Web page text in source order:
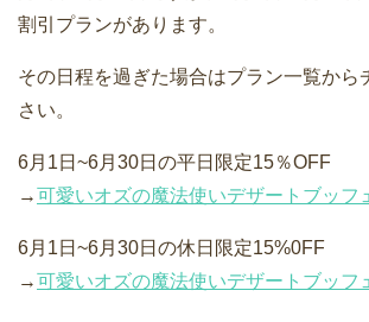
割引プランがあります。
その日程を過ぎた場合はプラン一覧から
さい。
6月1日~6月30日の平日限定15％OFF
→可愛いオズの魔法使いデザートブッフ
6月1日~6月30日の休日限定15%0FF
→可愛いオズの魔法使いデザートブッフ